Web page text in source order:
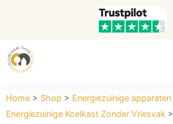
Home > Shop > Energiezuinige apparaten
Energiezuinige Koelkast Zonder Vriesvak >